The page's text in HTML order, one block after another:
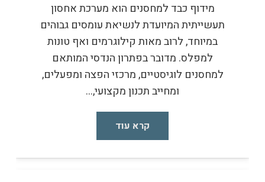
מידוף כבד למחסנים הוא מערכת אחסון
תעשייתית המיועדת לנשיאת עומסים גבוהים
במיוחד, לרוב מאות קילוגרמים ואף טונות
למפלס. מדובר בפתרון הנדסי המותאם
למחסנים לוגיסטיים, מרכזי הפצה ומפעלים,
ומחייב תכנון מקצועי,…
קרא עוד